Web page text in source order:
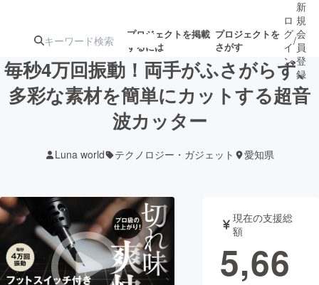
プロジェクトを掲載
するには
プロジェクトを
さがす
注目の新着プロ募集終了が近いプ
テクノロジー・ガジェット
映像・映画 書籍・雑誌
ロ
グ
イ
ン
/
新
規
会
員
登
録
毎秒4万回振動！両手がふさがらず、
多彩な素材を簡単にカットする超音
波カッター
Luna world テクノロジー・ガジェット 愛知県
現在の支援総
額
5,66